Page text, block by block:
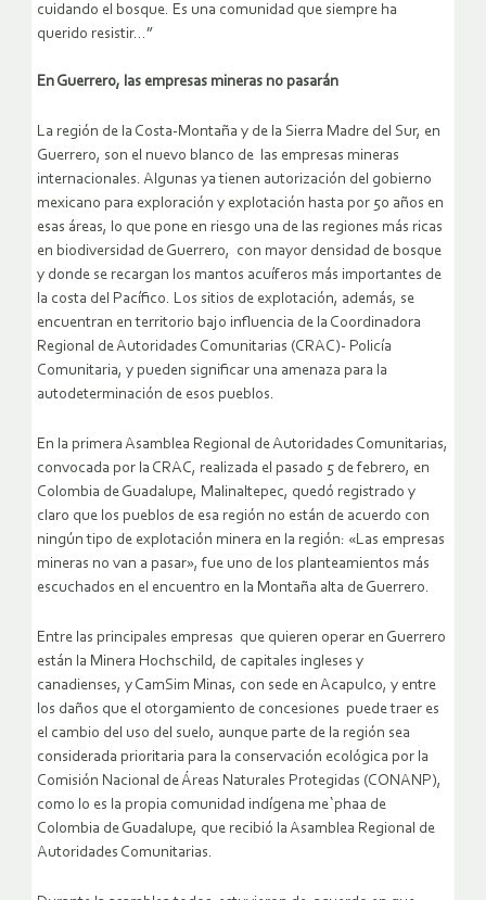
cuidando el bosque. Es una comunidad que siempre ha
querido resistir…”
En Guerrero, las empresas mineras no pasarán
La región de la Costa-Montaña y de la Sierra Madre del Sur, en
Guerrero, son el nuevo blanco de las empresas mineras
internacionales. Algunas ya tienen autorización del gobierno
mexicano para exploración y explotación hasta por 50 años en
esas áreas, lo que pone en riesgo una de las regiones más ricas
en biodiversidad de Guerrero, con mayor densidad de bosque
y donde se recargan los mantos acuíferos más importantes de
la costa del Pacífico. Los sitios de explotación, además, se
encuentran en territorio bajo influencia de la Coordinadora
Regional de Autoridades Comunitarias (CRAC)- Policía
Comunitaria, y pueden significar una amenaza para la
autodeterminación de esos pueblos.
En la primera Asamblea Regional de Autoridades Comunitarias,
convocada por la CRAC, realizada el pasado 5 de febrero, en
Colombia de Guadalupe, Malinaltepec, quedó registrado y
claro que los pueblos de esa región no están de acuerdo con
ningún tipo de explotación minera en la región: «Las empresas
mineras no van a pasar», fue uno de los planteamientos más
escuchados en el encuentro en la Montaña alta de Guerrero.
Entre las principales empresas que quieren operar en Guerrero
están la Minera Hochschild, de capitales ingleses y
canadienses, y CamSim Minas, con sede en Acapulco, y entre
los daños que el otorgamiento de concesiones puede traer es
el cambio del uso del suelo, aunque parte de la región sea
considerada prioritaria para la conservación ecológica por la
Comisión Nacional de Áreas Naturales Protegidas (CONANP),
como lo es la propia comunidad indígena me`phaa de
Colombia de Guadalupe, que recibió la Asamblea Regional de
Autoridades Comunitarias.